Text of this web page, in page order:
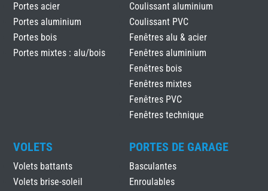
Portes acier
Portes aluminium
Portes bois
Portes mixtes : alu/bois
Coulissant aluminium
Coulissant PVC
Fenêtres alu & acier
Fenêtres aluminium
Fenêtres bois
Fenêtres mixtes
Fenêtres PVC
Fenêtres technique
VOLETS
Volets battants
Volets brise-soleil
PORTES DE GARAGE
Basculantes
Enroulables